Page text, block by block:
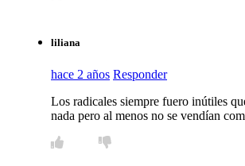
liliana
hace 2 años Responder
Los radicales siempre fuero inútiles
nada pero al menos no se vendían